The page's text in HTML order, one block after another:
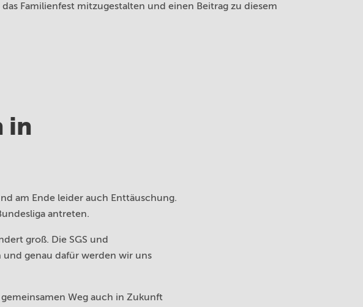
Familienfest mitzugestalten und einen Beitrag zu diesem
in
am Ende leider auch Enttäuschung.
antreten.
groß. Die SGS und
genau dafür werden wir uns
Weg auch in Zukunft